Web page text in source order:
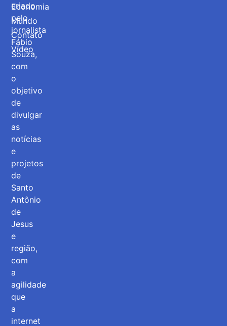
criado
pelo
jornalista
Fábio
Souza,
com
o
objetivo
de
divulgar
as
notícias
e
projetos
de
Santo
Antônio
de
Jesus
e
região,
com
a
agilidade
que
a
internet
Economia
Mundo
Contato
Vídeo